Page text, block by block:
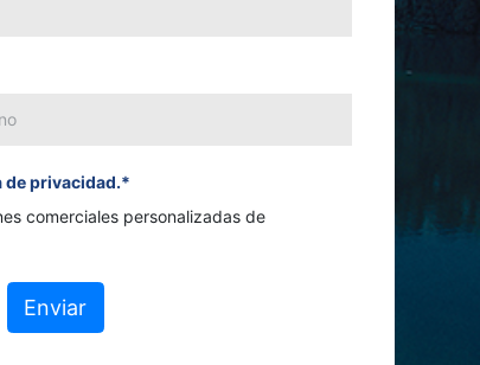
de privacidad.*
comerciales personalizadas de
Enviar